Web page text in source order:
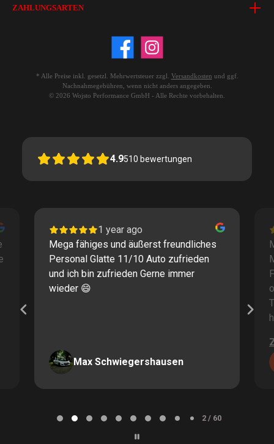
ZAHLUNGSARTEN
* Alle Preise inkl. gesetzl. Mehrwertsteuer zzgl. Versandkosten und ggf.
Nachnahmegebühren, wenn nicht anders angegeben.
© 2026 Wojsto Performance GmbH - Alle Rechte vorbehalten.
4.9510 bewertungen
1 year ago
Mega fähiges und äußerst freundliches
Personal Glatte 11/10 Auto zufrieden
und ich bin zufrieden Gerne immer
wieder 😄
Max Schwiegershausen
2 / 60